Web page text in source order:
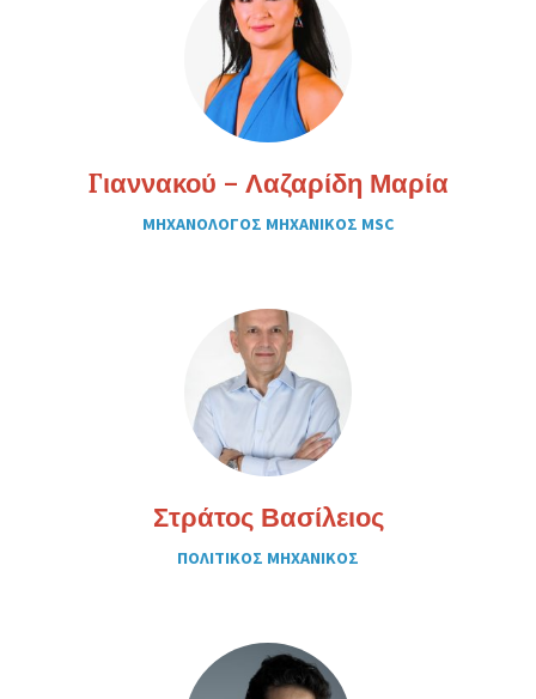
Γιαννακού – Λαζαρίδη Μαρία
ΜΗΧΑΝΟΛΟΓΟΣ ΜΗΧΑΝΙΚΟΣ MSC
Στράτος Βασίλειος
ΠΟΛΙΤΙΚΟΣ ΜΗΧΑΝΙΚΟΣ